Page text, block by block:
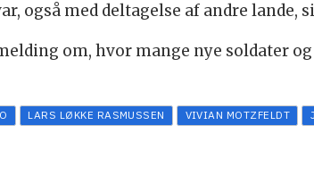
også med deltagelse af andre lande,
om, hvor mange nye soldater
LARS LØKKE RASMUSSEN VIVIAN MOTZFELDT